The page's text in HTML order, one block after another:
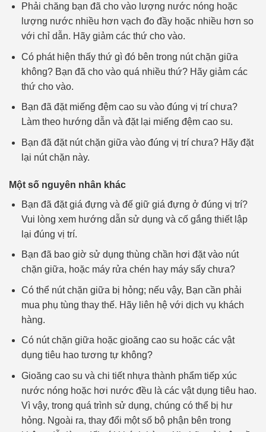
Phải chăng bạn đã cho vào lượng nước nóng hoặc
lượng nước nhiều hơn vạch đo đầy hoặc nhiều hơn so
với chỉ dẫn. Hãy giảm các thứ cho vào.
Có phát hiện thấy thứ gì đó bên trong nút chặn giữa
không? Bạn đã cho vào quá nhiều thứ? Hãy giảm các
thứ cho vào.
Bạn đã đặt miếng đệm cao su vào đúng vị trí chưa?
Làm theo hướng dẫn và đặt lại miếng đệm cao su.
Bạn đã đặt nút chặn giữa vào đúng vị trí chưa? Hãy đặt
lại nút chặn này.
Một số nguyên nhân khác
Bạn đã đặt giá đựng và đế giữ giá đựng ở đúng vị trí?
Vui lòng xem hướng dẫn sử dụng và cố gắng thiết lập
lại đúng vị trí.
Bạn đã bao giờ sử dụng thùng chần hơi đặt vào nút
chặn giữa, hoặc máy rửa chén hay máy sấy chưa?
Có thể nút chặn giữa bị hỏng; nếu vậy, Bạn cần phải
mua phụ tùng thay thế. Hãy liên hệ với dịch vụ khách
hàng.
Có nút chặn giữa hoặc gioăng cao su hoặc các vật
dụng tiêu hao tương tự không?
Gioăng cao su và chi tiết nhựa thành phẩm tiếp xúc
nước nóng hoặc hơi nước đều là các vật dụng tiêu hao.
Vì vậy, trong quá trình sử dụng, chúng có thể bị hư
hỏng. Ngoài ra, thay đổi một số bộ phận bên trong